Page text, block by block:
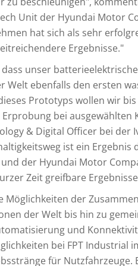
Unit der Hyundai Motor
hat sich als sehr
Ergebnisse."
unser
Welt ebenfalls den ersten
Prototyps wollen wir bis
bei ausgewählten
& Digital Officer bei der
ist ein Ergebnis
der Hyundai Motor
Zeit greifbare
der
der Welt bis hin zu
und
bei FPT Industrial
für Nutzfahrzeuge.